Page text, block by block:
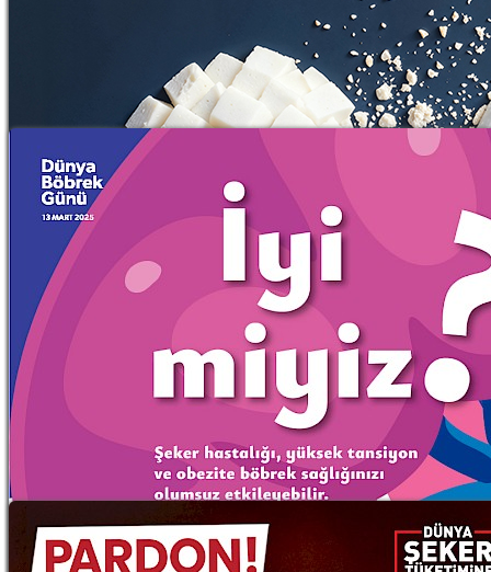
Tüketirken Tükenmeyin!
İyi miyiz?
14.03.2025